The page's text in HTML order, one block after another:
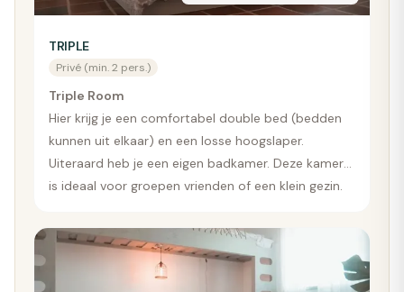
TRIPLE
Privé (min. 2 pers.)
Triple Room
Hier krijg je een comfortabel double bed (bedden
kunnen uit elkaar) en een losse hoogslaper.
Uiteraard heb je een eigen badkamer. Deze kamer
is ideaal voor groepen vrienden of een klein gezin.
boeken.